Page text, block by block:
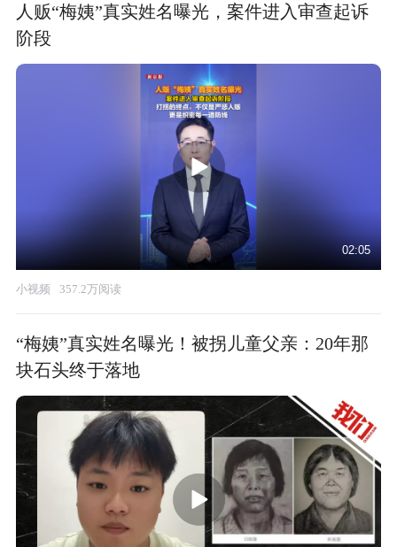
人贩“梅姨”真实姓名曝光，案件进入审查起诉
阶段
02:05
小视频 357.2万阅读
“梅姨”真实姓名曝光！被拐儿童父亲：20年那
块石头终于落地